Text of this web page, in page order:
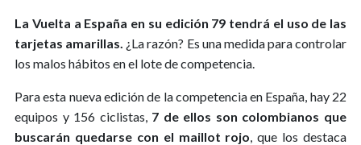
La Vuelta a España en su edición 79 tendrá el uso de las
tarjetas amarillas. ¿La razón? Es una medida para controlar
los malos hábitos en el lote de competencia.
Para esta nueva edición de la competencia en España, hay 22
equipos y 156 ciclistas, 7 de ellos son colombianos que
buscarán quedarse con el maillot rojo, que los destaca